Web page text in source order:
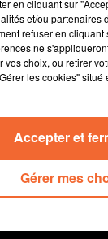
avec
prendrons des
du BC
de l'année :
"Tout le Sport"
en cliquant sur
et/ou partenaires
refuser en cliquant
ne
vos choix, ou retirer
les cookies" situé
Gérer mes
Accepter et